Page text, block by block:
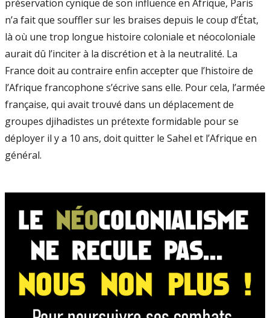
préservation cynique de son influence en Afrique, Paris
n’a fait que souffler sur les braises depuis le coup d’État,
là où une trop longue histoire coloniale et néocoloniale
aurait dû l’inciter à la discrétion et à la neutralité. La
France doit au contraire enfin accepter que l’histoire de
l’Afrique francophone s’écrive sans elle. Pour cela, l’armée
française, qui avait trouvé dans un déplacement de
groupes djihadistes un prétexte formidable pour se
déployer il y a 10 ans, doit quitter le Sahel et l’Afrique en
général.